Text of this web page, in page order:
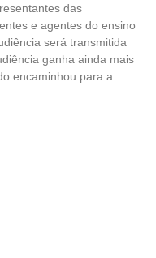
das
e agentes do ensino
será transmitida
ganha ainda mais
encaminhou para a